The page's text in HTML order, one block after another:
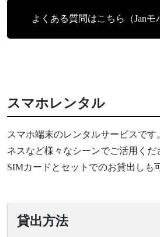
よくある質問はこちら（Janモ
スマホレンタル
スマホ端末のレンタルサービスで
ネスなど様々なシーンでご活用くだ
SIMカードとセットでのお貸出しも
貸出方法